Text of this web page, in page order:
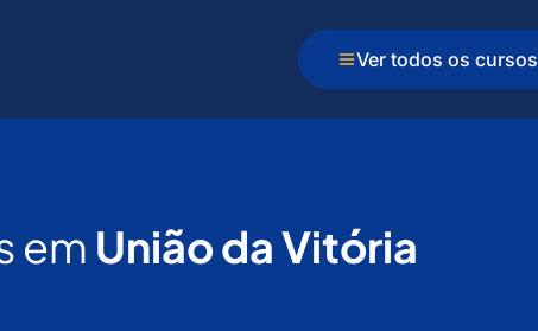
Ver todos os cursos
em União da Vitória